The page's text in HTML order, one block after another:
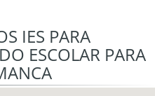
IES PARA
ESCOLAR PARA